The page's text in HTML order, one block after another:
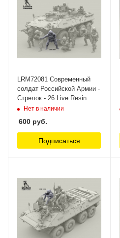
LRM72081 Современный
солдат Российской Армии -
Стрелок - 26 Live Resin
Нет в наличии
600 руб.
Подписаться